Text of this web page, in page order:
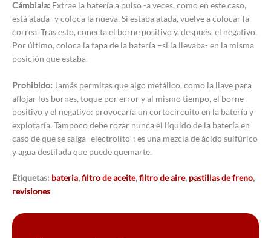
Cámbiala: Extrae la batería a pulso -a veces, como en este caso,
está atada- y coloca la nueva. Si estaba atada, vuelve a colocar la
correa. Tras esto, conecta el borne positivo y, después, el negativo.
Por último, coloca la tapa de la batería –si la llevaba- en la misma
posición que estaba.
Prohibido: Jamás permitas que algo metálico, como la llave para
aflojar los bornes, toque por error y al mismo tiempo, el borne
positivo y el negativo: provocaría un cortocircuito en la batería y
explotaría. Tampoco debe rozar nunca el líquido de la batería en
caso de que se salga -electrolito-; es una mezcla de ácido sulfúrico
y agua destilada que puede quemarte.
Etiquetas: bateria,filtro de aceite,filtro de aire, pastillas de freno,
revisiones